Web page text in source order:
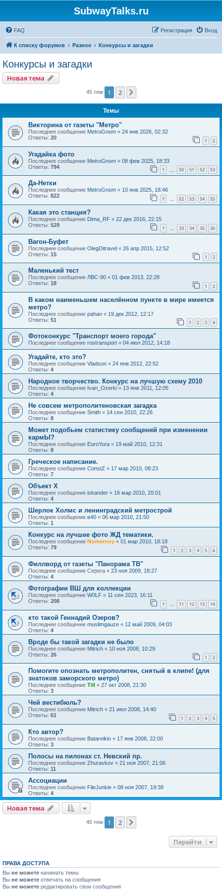
SubwayTalks.ru
FAQ Вход
Регистрация
К списку форумов Разное Конкурсы и загадки
Конкурсы и загадки
Новая тема
45 тем 1 2
Темы
Викторина от газеты "Метро"
Последнее сообщение MetroGnom « 24 янв 2026, 02:32
Ответы: 20 1 2
Угадайка фото
Последнее сообщение MetroGnom « 08 фев 2025, 18:33
Ответы: 794 1 50 51 52 53
Да-Нетки
Последнее сообщение MetroGnom « 10 янв 2025, 18:46
Ответы: 822 1 … 52 53 54 55
Какая это станция?
Последнее сообщение Dima_RF « 22 дек 2016, 22:15
Ответы: 529 1 … 33 34 35 36
Вагон-Буфет
Последнее сообщение OlegDitravel « 26 апр 2015, 12:52
Ответы: 15 1 2
Маленький тест
Последнее сообщение ЛВС-90 « 01 фев 2013, 22:28
Ответы: 18 1 2
В каком наименьшем населённом пункте в мире имеется
метро?
Последнее сообщение pahan « 19 дек 2012, 12:17
Ответы: 51 1 2 3 4
Фотоконкурс "Транспорт моего города"
Последнее сообщение rostransport « 04 июл 2012, 14:18
Угадайте, кто это?
Последнее сообщение Vladson « 24 янв 2012, 22:52
Ответы: 4
Народное творчество. Конкурс на лучшую схему 2010
Последнее сообщение Ivan_Ozerki « 13 янв 2011, 12:05
Ответы: 4
Не совсем метрополитеновская загадка
Последнее сообщение Smith « 14 сен 2010, 22:26
Ответы: 8
Может подобьем статистику сообщений при изменении
кармЫ?
Последнее сообщение EuroYura « 19 май 2010, 12:31
Ответы: 8
Греческое написание.
Последнее сообщение ConstZ « 17 мар 2010, 08:23
Ответы: 7
Объект Х
Последнее сообщение iskander « 16 мар 2010, 20:01
Ответы: 4
Шерлок Холмс и ленинградский метрострой
Последнее сообщение в40 « 06 мар 2010, 21:50
Ответы: 1
Конкурс на лучшее фото ЖД тематики.
Последнее сообщение Nomernoy « 01 мар 2010, 18:18
Ответы: 79 1 2 3 4 5 6
Филлворд от газеты "Панорама ТВ"
Последнее сообщение Серега « 23 ноя 2009, 18:27
Ответы: 4
Фотографии ВШ для коллекции
Последнее сообщение W0LF « 11 сен 2023, 16:11
Ответы: 208 1 … 11 12 13 14
кто такой Геннадий Озеров?
Последнее сообщение muslimgauze « 12 май 2009, 04:03
Ответы: 4
Вроде бы такой загадки не было
Последнее сообщение Mitrich « 10 ноя 2008, 10:29
Ответы: 26 1 2
Помогите опознать метрополитен, снятый в клипе! (для
знатоков заморского метро)
Последнее сообщение Till « 27 окт 2008, 21:30
Ответы: 3
Чей вестибюль?
Последнее сообщение Mitrich « 21 июл 2008, 14:40
Ответы: 61 1 2 3 4 5
Кто автор?
Последнее сообщение Batareikin « 17 янв 2008, 22:00
Ответы: 3
Полосы на пилонах ст. Невский пр.
Последнее сообщение Zhuravkov « 21 ноя 2007, 21:06
Ответы: 11
Ассоциации
Последнее сообщение FileJunkie « 08 ноя 2007, 19:38
Ответы: 4
Новая тема
45 тем 1 2
Перейти
ПРАВА ДОСТУПА
Вы не можете начинать темы
Вы не можете отвечать на сообщения
Вы не можете редактировать свои сообщения